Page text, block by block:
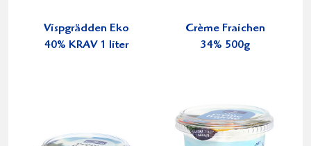
Vispgrädden Eko
40% KRAV 1 liter
Crème Fraichen
34% 500g